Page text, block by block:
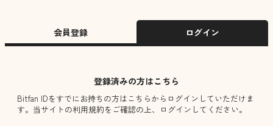
会員登録 ログイン
登録済みの方はこちら
Bitfan IDをすでにお持ちの方はこちらからログインしていただけま
す。 当サイトの利用規約をご確認の上、ログインしてください。